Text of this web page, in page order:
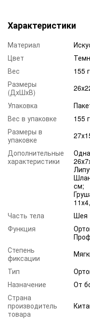
Характеристики
Материал
Цвет
Вес
155 г
Размеры
(ДхШхВ)
Упаковка
Вес в упаковке
155 г
Размеры в
упаковке
Дополнительные
характеристики
см;
Часть тела
Шея
Функция
Степень
фиксации
Тип
Назначение
От
Страна
производитель
товара